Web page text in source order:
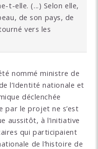
t-elle. (...) Selon elle,
de son pays, de
vers les
nommé ministre de
l’Identité nationale et
déclenchée
par le projet ne s’est
aussitôt, à l’initiative
qui participaient
de l’histoire de